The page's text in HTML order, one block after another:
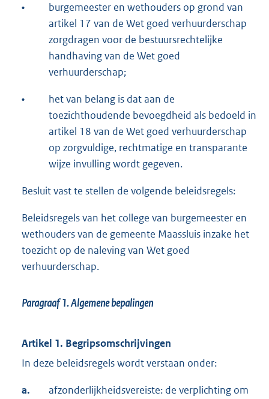
•
burgemeester en wethouders op grond van
artikel 17 van de Wet goed verhuurderschap
zorgdragen voor de bestuursrechtelijke
handhaving van de Wet goed
verhuurderschap;
•
het van belang is dat aan de
toezichthoudende bevoegdheid als bedoeld in
artikel 18 van de Wet goed verhuurderschap
op zorgvuldige, rechtmatige en transparante
wijze invulling wordt gegeven.
Besluit vast te stellen de volgende beleidsregels:
Beleidsregels van het college van burgemeester en
wethouders van de gemeente Maassluis inzake het
toezicht op de naleving van Wet goed
verhuurderschap.
Paragraaf 1.Algemene bepalingen
Artikel 1. Begripsomschrijvingen
In deze beleidsregels wordt verstaan onder:
a.
afzonderlijkheidsvereiste: de verplichting om